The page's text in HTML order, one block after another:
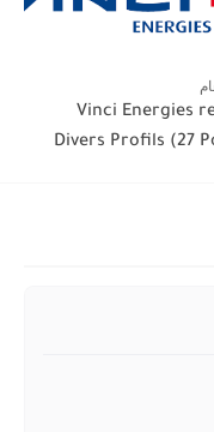
Vinci Energies
Divers Profils (27